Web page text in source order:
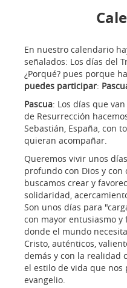
En nuestro calendario
señalados: Los días del
¿Porqué? pues porque
puedes participar:
Pascua: Los días que
de Resurrección
Sebastián, España, con
quieran acompañar.
Queremos vivir unos
profundo con Dios y con
buscamos crear y
solidaridad,
Son unos días para
con mayor entusiasmo
donde el mundo
Cristo, auténticos,
demás y con la realidad
el estilo de vida que nos
evangelio.